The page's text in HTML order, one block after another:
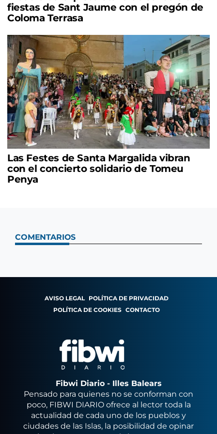
fiestas de Sant Jaume con el pregón de
Coloma Terrasa
Las Festes de Santa Margalida vibran
con el concierto solidario de Tomeu
Penya
COMENTARIOS
AVISO LEGAL POLÍTICA DE PRIVACIDAD
POLÍTICA DE COOKIES CONTACTO
Fibwi Diario - Illes Balears
Pensado para quienes no se conforman con
poco, FIBWI DIARIO ofrece al lector toda la
actualidad de cada uno de los pueblos y
ciudades de las Islas, la posibilidad de opinar